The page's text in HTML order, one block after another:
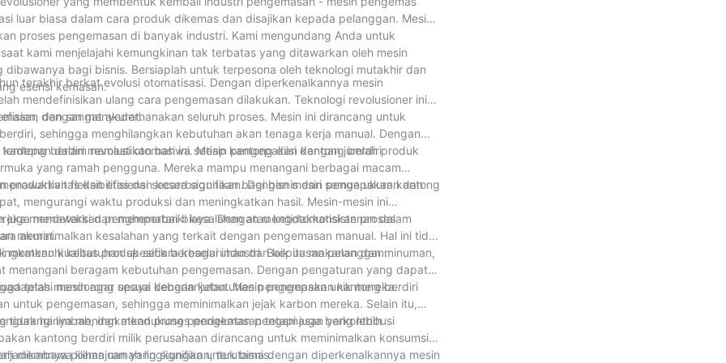
luar biasa dalam cara produk dikemas dan disajikan kepada pelanggan. Mesin-
proses pengemasan di banyak industri. Kami mengundang Anda untuk
kami menjelajahi kemungkinan tak terbatas yang ditawarkan oleh mesin
bagi bisnis. Bersiaplah untuk terpesona oleh teknologi mutakhir dan
esensi kemasan.
terakhir berkat evolusi otomatisasi. Dengan diperkenalkannya mesin
mendefinisikan ulang cara pengemasan dilakukan. Teknologi revolusioner ini
dan sangat akurat.
dengan menyederhanakan seluruh proses. Mesin ini dirancang untuk
sehingga menghilangkan kebutuhan akan tenaga kerja manual. Dengan
berdiri memastikan bahwa setiap kantong diisi dengan jumlah produk
dalam revolusi otomasi ini. Mesin pengepakan kantong berdiri
yang ramah pengguna. Mereka mampu menangani berbagai macam
fleksibilitas dan keserbagunaan bagi bisnis dari semua ukuran dan
produktivitas dan efisiensi secara signifikan. Dengan mesin pengepakan kantong
mengurangi waktu produksi dan meningkatkan hasil. Mesin-mesin ini
mendeteksi dan memperbaiki kesalahan atau ketidakkonsistenan dalam
akurat.
menawarkan penghematan biaya. Dengan mengotomatiskan proses
meminimalkan kesalahan yang terkait dengan pengemasan manual. Hal ini tidak
kualitas produk secara keseluruhan dan kepuasan pelanggan.
kebutuhan spesifik berbagai industri. Baik itu makanan dan minuman,
beragam kebutuhan pengemasan. Dengan pengaturan yang dapat
mesin agar sesuai dengan kebutuhan pengemasan unik mereka.
telah mendorong upaya keberlanjutan. Mesin pengepakan kantong berdiri
untuk pengemasan, sehingga meminimalkan jejak karbon mereka. Selain itu,
limbah, dan mendukung pendekatan pengemasan yang lebih
tidak hanya meningkatkan proses pengemasan tetapi juga berkontribusi
kantong berdiri milik perusahaan dirancang untuk meminimalkan konsumsi
pilihan ramah lingkungan untuk bisnis.
membawa kemajuan yang signifikan, terutama dengan diperkenalkannya mesin